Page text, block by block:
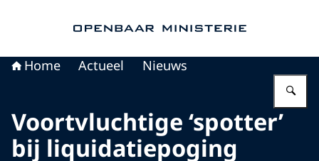
Home Actueel Nieuws
Voortvluchtige ‘spotter’
bij liquidatiepoging